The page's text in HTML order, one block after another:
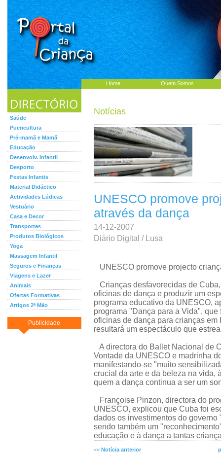
Home Quem Somos
Saúde
Puericultura
Pré-mamã e Mamã
Educação
Desenvolv. Infantil
Desporto
Festas Infantis
Material Didáctico
Actividades Lúdicas
Vestuário
Casa e Decor
Transportes
Produtos Biológicos
Yoga
Massagem Infantil
Seguros e Finanças
Viagens e Lazer
Animais
Ofertas Formativas
Artigos 2ª Mão
Publicidade
Notícias
UNESCO promove
através da dança
14-12-2007
Diário Digital / Lusa
UNESCO promove projecto
Crianças desfavorecidas de
oficinas de dança e produzir um
programa educativo da UNESCO,
programa "Dança para a Vida",
oficinas de dança para crianças
resultará um espectáculo que
A directora do Ballet Nacional de
Vontade da UNESCO e madrinha
manifestando-se "muito
crucial da arte e da beleza na vida,
quem a dança continua a ser um
Françoise Pinzon, directora do
UNESCO, explicou que Cuba foi
dados os investimentos do
sendo também um
educação e à dança a tantas
<< Notícia anterior